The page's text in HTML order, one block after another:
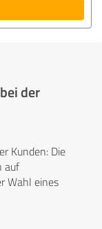
der
Kunden: Die
auf
Wahl eines